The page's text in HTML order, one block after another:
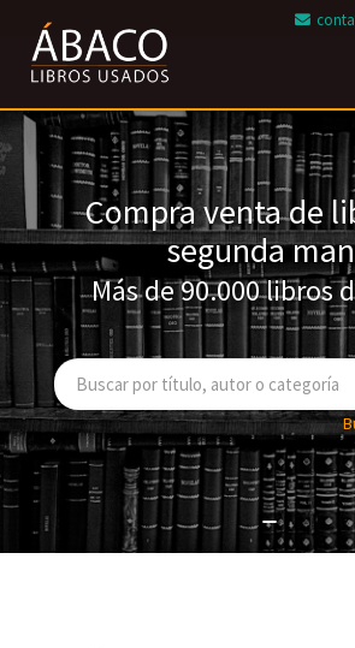
Compra venta de
segunda
Más de 90.000 libros